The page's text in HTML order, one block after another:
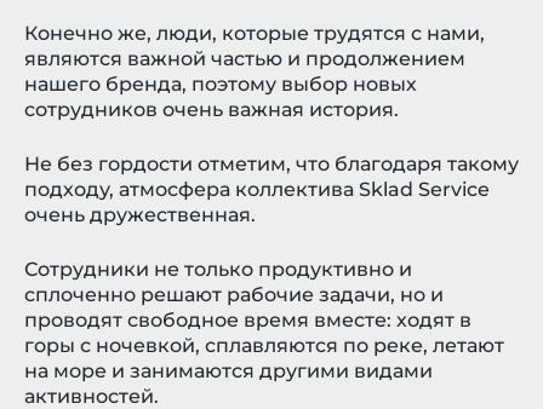
Конечно же, люди, которые трудятся с нами,
являются важной частью и продолжением
нашего бренда, поэтому выбор новых
сотрудников очень важная история.
Не без гордости отметим, что благодаря такому
подходу, атмосфера коллектива Sklad Service
очень дружественная.
Сотрудники не только продуктивно и
сплоченно решают рабочие задачи, но и
проводят свободное время вместе: ходят в
горы с ночевкой, сплавляются по реке, летают
на море и занимаются другими видами
активностей.